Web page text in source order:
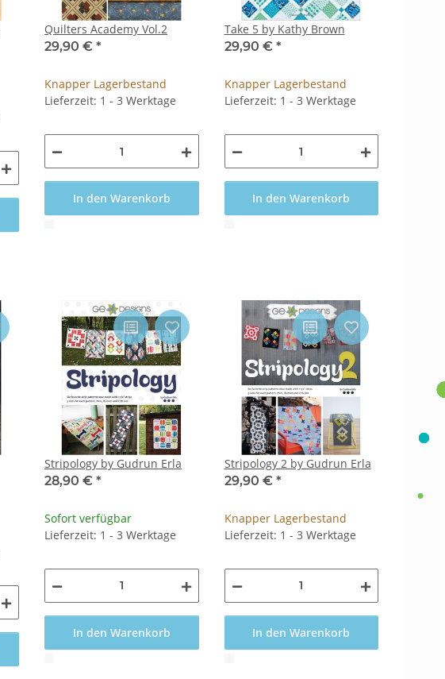
Quilters Academy Vol.2
29,90 € *
Knapper Lagerbestand
Lieferzeit: 1 - 3 Werktage
In den Warenkorb
Take 5 by Kathy Brown
29,90 € *
Knapper Lagerbestand
Lieferzeit: 1 - 3 Werktage
In den Warenkorb
Stripology by Gudrun Erla
28,90 € *
Sofort verfügbar
Lieferzeit: 1 - 3 Werktage
In den Warenkorb
Stripology 2 by Gudrun Erla
29,90 € *
Knapper Lagerbestand
Lieferzeit: 1 - 3 Werktage
In den Warenkorb